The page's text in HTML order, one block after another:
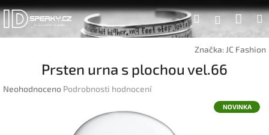
Přejít
na
obsah
Hledat
Značka: JC Fashion
Prsten urna s plochou vel.66
Průměrné
Neohodnoceno Podrobnosti hodnocení
NOVINKA